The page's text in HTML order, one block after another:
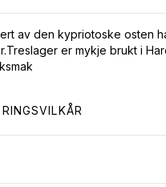
av den kypriotoske osten
er mykje brukt i